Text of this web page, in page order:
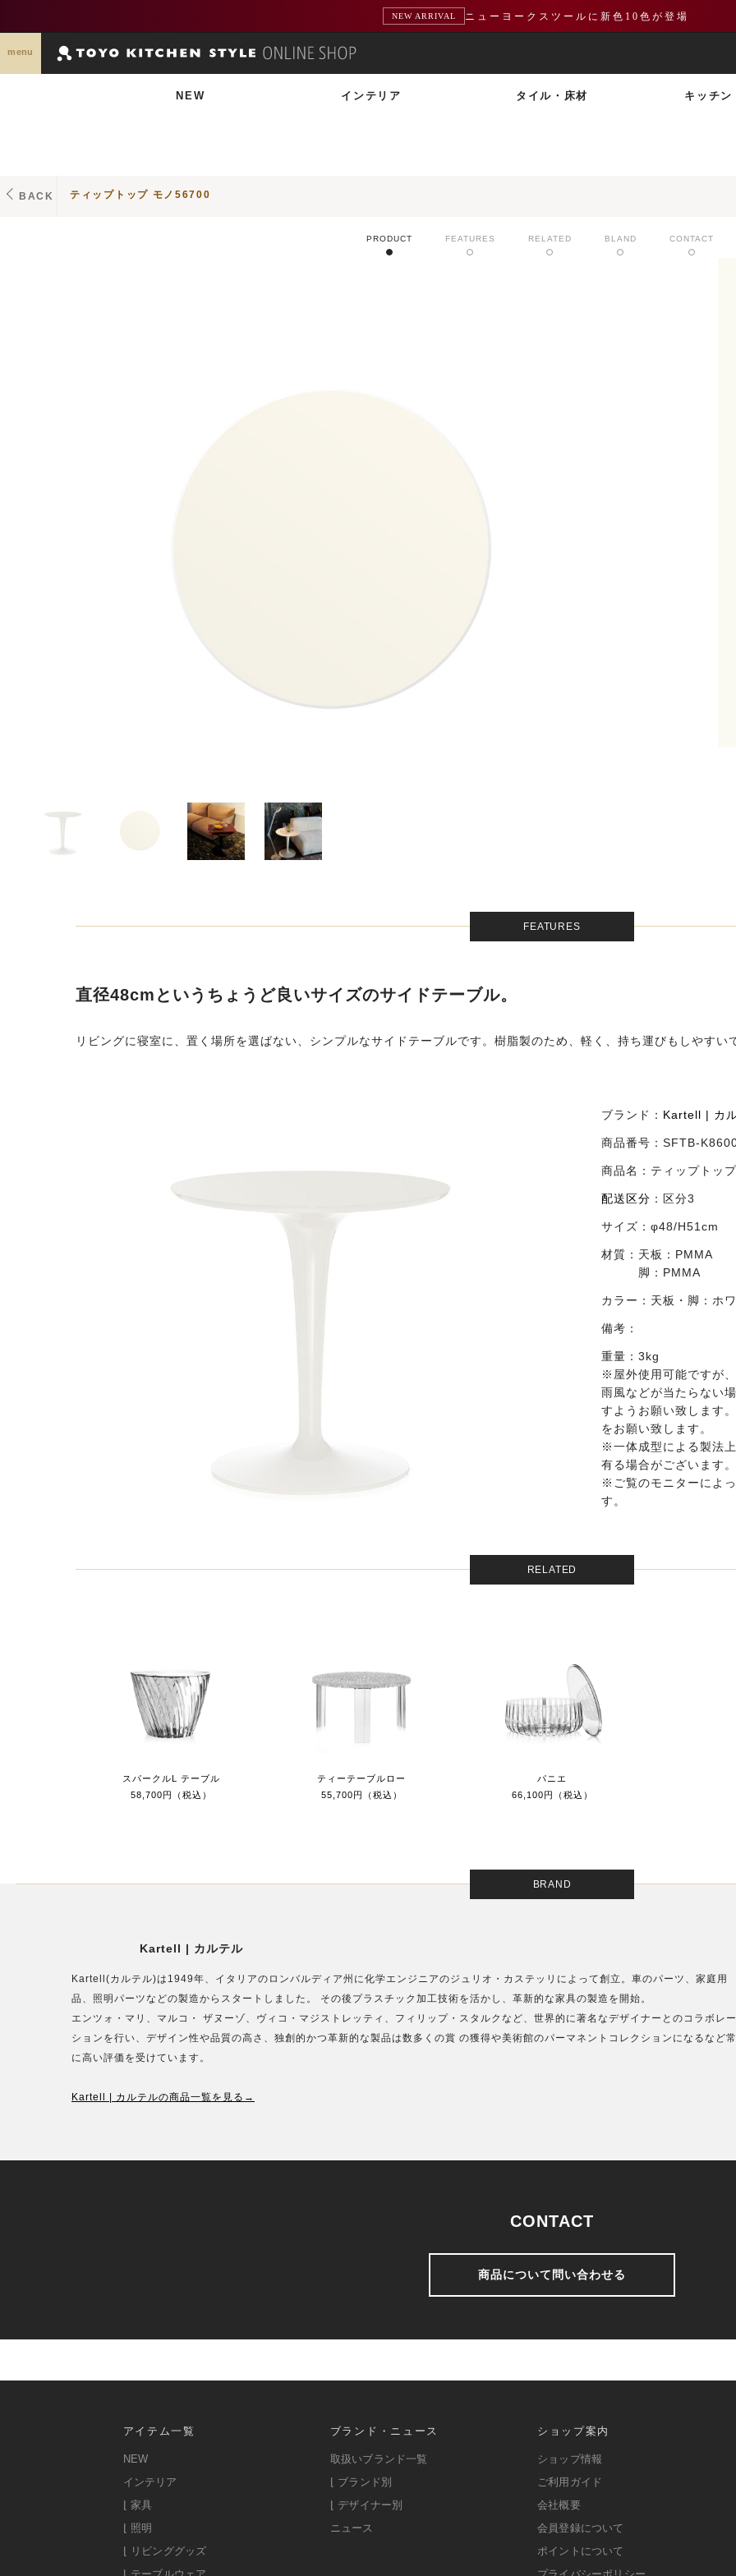
NEW ARRIVAL ニューヨークスツールに新色10色が登場
menu
NEW インテリア タイル・床材 キッチン
BACK ティップトップ モノ56700
PRODUCT FEATURES RELATED BLAND CONTACT
FEATURES
直径48cmというちょうど良いサイズのサイドテーブル。
リビングに寝室に、置く場所を選ばない、シンプルなサイドテーブルです。樹脂製のため、軽く、持ち運びもしやすい
ブランド： Kartell | カ
商品番号： SFTB-
商品名： ティップトッ
配送区分 ： 区分3
サイズ： φ48/H51cm
材質： 天板：PMMA
脚：PMMA
カラー： 天板・脚：ホ
備考：
重量：3kg
※屋外使用可能ですが
雨風などが当たらない
すようお願い致します
をお願い致します。
※一体成型による製法
有る場合がございます。
※ご覧のモニターによ
す。
RELATED
スパークルL テーブル
58,700円（税込）
ティーテーブルロー
55,700円（税込）
パニエ
66,100円（税込）
BRAND
Kartell | カルテル
Kartell(カルテル)は1949年、イタリアのロンバルディア州に化学エンジニアのジュリオ・カステッリによって創立。車のパーツ、家庭用
品、照明パーツなどの製造からスタートしました。 その後プラスチック加工技術を活かし、革新的な家具の製造を開始。
エンツォ・マリ、マルコ・ ザヌーゾ、ヴィコ・マジストレッティ、フィリップ・スタルクなど、世界的に著名なデザイナーとのコラボレー
ションを行い、デザイン性や品質の高さ、独創的かつ革新的な製品は数多くの賞 の獲得や美術館のパーマネントコレクションになるなど常
に高い評価を受けています。
Kartell | カルテルの商品一覧を見る→
CONTACT
商品について問い合わせる
アイテム一覧
NEW
インテリア
⌊ 家具
⌊ 照明
⌊ リビンググッズ
ブランド・ニュース
取扱いブランド一覧
⌊ ブランド別
⌊ デザイナー別
ニュース
ショップ案内
ショップ情報
ご利用ガイド
会社概要
会員登録について
ポイントについて